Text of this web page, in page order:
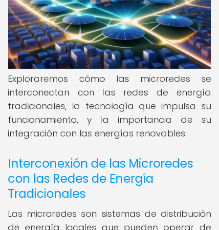
Exploraremos cómo las microredes se
interconectan con las redes de energía
tradicionales, la tecnología que impulsa su
funcionamiento, y la importancia de su
integración con las energías renovables.
Interconexión de las Microredes
con las Redes de Energía
Tradicionales
Las microredes son sistemas de distribución
de energía locales que pueden operar de